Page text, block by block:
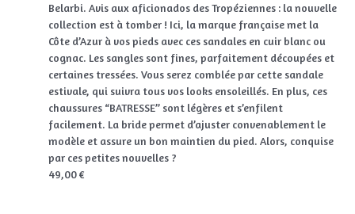
Belarbi. Avis aux aficionados des Tropéziennes : la nouvelle
collection est à tomber ! Ici, la marque française met la
Côte d’Azur à vos pieds avec ces sandales en cuir blanc ou
cognac. Les sangles sont fines, parfaitement découpées et
certaines tressées. Vous serez comblée par cette sandale
estivale, qui suivra tous vos looks ensoleillés. En plus, ces
chaussures “BATRESSE” sont légères et s’enfilent
facilement. La bride permet d’ajuster convenablement le
modèle et assure un bon maintien du pied. Alors, conquise
par ces petites nouvelles ?
49,00 €